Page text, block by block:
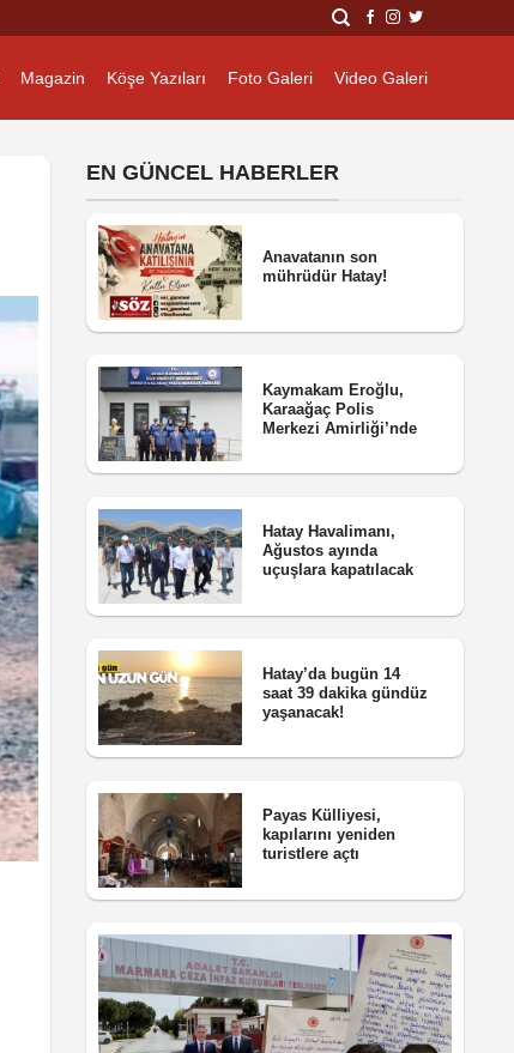
Magazin Köşe Yazıları Foto Galeri Video Galeri
EN GÜNCEL HABERLER
Anavatanın son
mührüdür Hatay!
Kaymakam Eroğlu,
Karaağaç Polis
Merkezi Amirliği’nde
Hatay Havalimanı,
Ağustos ayında
uçuşlara kapatılacak
Hatay’da bugün 14
saat 39 dakika gündüz
yaşanacak!
Payas Külliyesi,
kapılarını yeniden
turistlere açtı